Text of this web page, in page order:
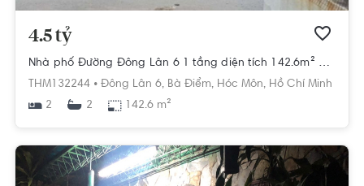
4.5 tỷ
Nhà phố Đường Đông Lân 6 1 tầng diện tích 142.6m² hướng tây nam pháp lý sổ hồng.
THM132244 • Đông Lân 6, Bà Điểm, Hóc Môn, Hồ Chí Minh
2
2 142.6 m²